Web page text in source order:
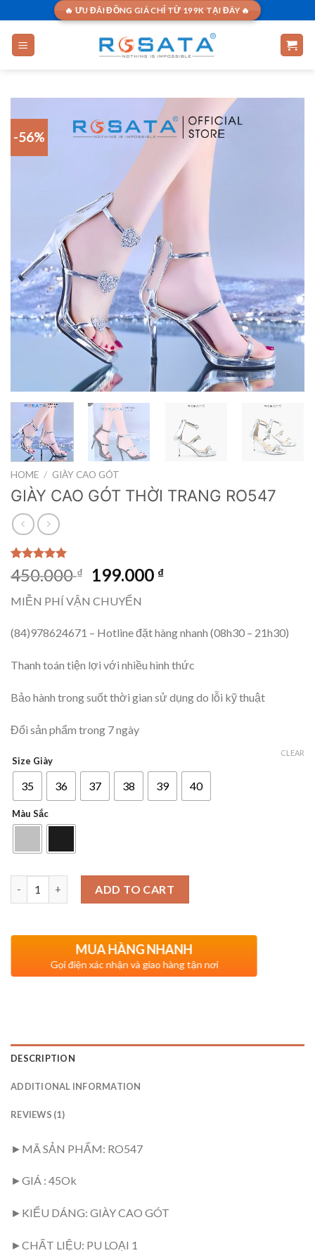
content
🔥 ƯU ĐÃI ĐỒNG GIÁ CHỈ TỪ 199K TẠI ĐÂY 🔥
-56%
HOME / GIÀY CAO GÓT
GIÀY CAO GÓT THỜI TRANG RO547
Rated 5.00
out of 5
based on
1
customer
450.000₫
Original
price
was:
450.000 ₫.
199.000 ₫Current
199.000 ₫.
MIỄN PHÍ VẬN CHUYỂN
(84)978624671 – Hotline đặt hàng nhanh (08h30 – 21h30)
Thanh toán tiện lợi với nhiều hình thức
Bảo hành trong suốt thời gian sử dụng do lỗi kỹ thuật
Đổi sản phẩm trong 7 ngày
Size Giày
35 36 37 38 39 40
Màu Sắc
CLEAR
ADD TO CART
MUA HÀNG NHANH
Gọi điện xác nhận và giao hàng tận nơi
DESCRIPTION
ADDITIONAL INFORMATION
REVIEWS (1)
►MÃ SẢN PHẨM: RO547
►GIÁ : 45Ok
►KIỂU DÁNG: GIÀY CAO GÓT
►CHẤT LIỆU: PU LOẠI 1